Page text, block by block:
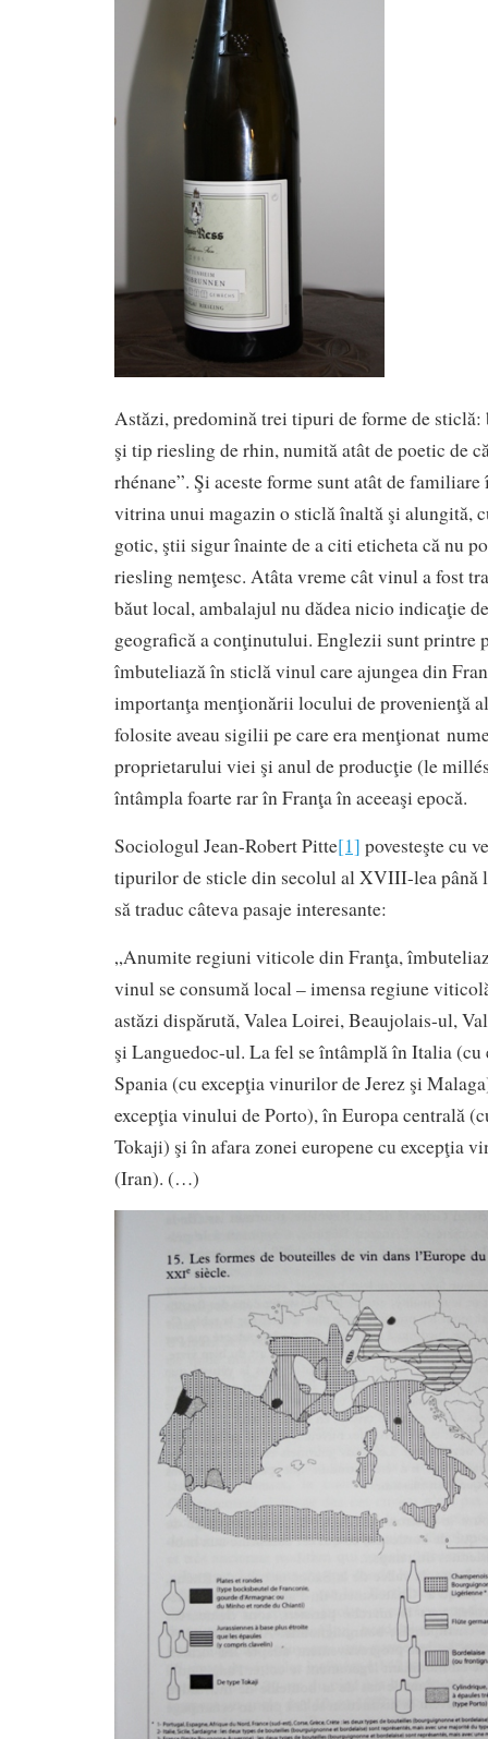
Astăzi, predomină trei tipuri de forme de sticlă:
şi tip riesling de rhin, numită atât de poetic de
rhénane”. Şi aceste forme sunt atât de
vitrina unui magazin o sticlă înaltă şi alungită,
gotic, ştii sigur înainte de a citi eticheta că nu
riesling nemţesc. Atâta vreme cât vinul a fost
băut local, ambalajul nu dădea nicio indicaţie
geografică a conţinutului. Englezii sunt printre
îmbuteliază în sticlă vinul care ajungea din
importanţa menţionării locului de provenienţă
folosite aveau sigilii pe care era menţionat
proprietarului viei şi anul de producţie (le
întâmpla foarte rar în Franţa în aceeaşi epocă.
Sociologul Jean-Robert Pitte[1] povesteşte cu
tipurilor de sticle din secolul al XVIII-lea până
să traduc câteva pasaje interesante:
„Anumite regiuni viticole din Franţa,
vinul se consumă local – imensa regiune
astăzi dispărută, Valea Loirei, Beaujolais-ul,
şi Languedoc-ul. La fel se întâmplă în Italia (cu
Spania (cu excepţia vinurilor de Jerez şi
excepţia vinului de Porto), în Europa centrală
Tokaji) şi în afara zonei europene cu excepţia
(Iran). (…)